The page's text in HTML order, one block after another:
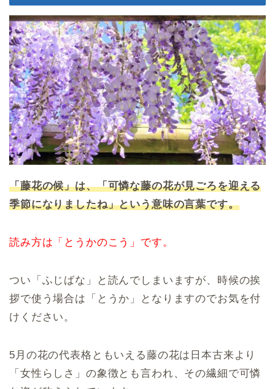
「藤花の候」は、「可憐な藤の花が見ごろを迎える
季節になりましたね」という意味の言葉です。
読み方は「とうかのこう」です。
つい「ふじばな」と読んでしまいますが、時候の挨
拶で使う場合は「とうか」となりますのでお気を付
けください。
5月の花の代表格ともいえる藤の花は日本古来より
「女性らしさ」の象徴とも言われ、その繊細で可憐